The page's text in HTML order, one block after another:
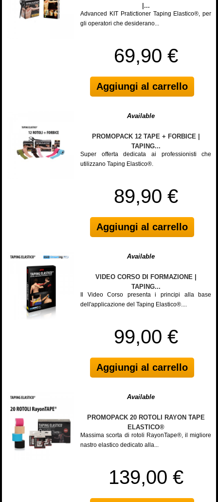
|...
Advanced KIT Pratictioner Taping Elastico®, per
gli operatori che desiderano...
69,90 €
Aggiungi al carrello
Available
PROMOPACK 12 TAPE + FORBICE |
TAPING...
Super offerta dedicata ai professionisti che
utilizzano Taping Elastico®.
89,90 €
Aggiungi al carrello
Available
VIDEO CORSO DI FORMAZIONE |
TAPING...
Il Video Corso presenta i principi alla base
dell'applicazione del Taping Elastico®....
99,00 €
Aggiungi al carrello
Available
PROMOPACK 20 ROTOLI RAYON TAPE
ELASTICO®
Massima scorta di rotoli RayonTape®, il migliore
nastro elastico dedicato alla...
139,00 €